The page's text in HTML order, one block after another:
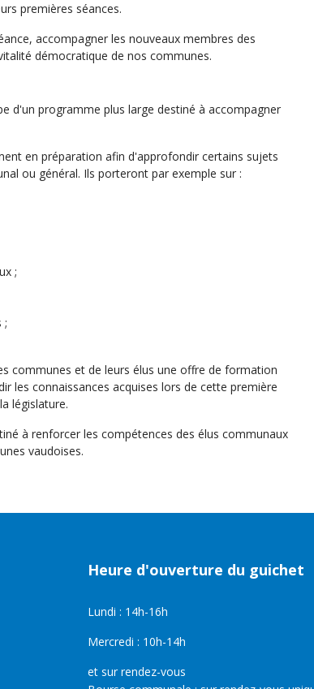
premières séances.
accompagner les nouveaux membres des
démocratique de nos communes.
d'un programme plus large destiné à accompagner
en préparation afin d'approfondir certains sujets
ou général. Ils porteront par exemple sur :
;
;
communes et de leurs élus une offre de formation
les connaissances acquises lors de cette première
législature.
à renforcer les compétences des élus communaux
vaudoises.
Heure d'ouverture du guichet
Lundi : 14h-16h
Mercredi : 10h-14h
et sur rendez-vous